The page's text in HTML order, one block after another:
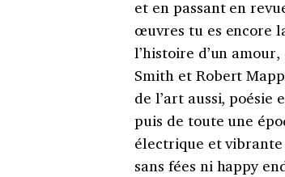
et en passant en
œuvres tu es encore
l’histoire d’un
Smith et Robert
de l’art aussi,
puis de toute une
électrique et
sans fées ni happy